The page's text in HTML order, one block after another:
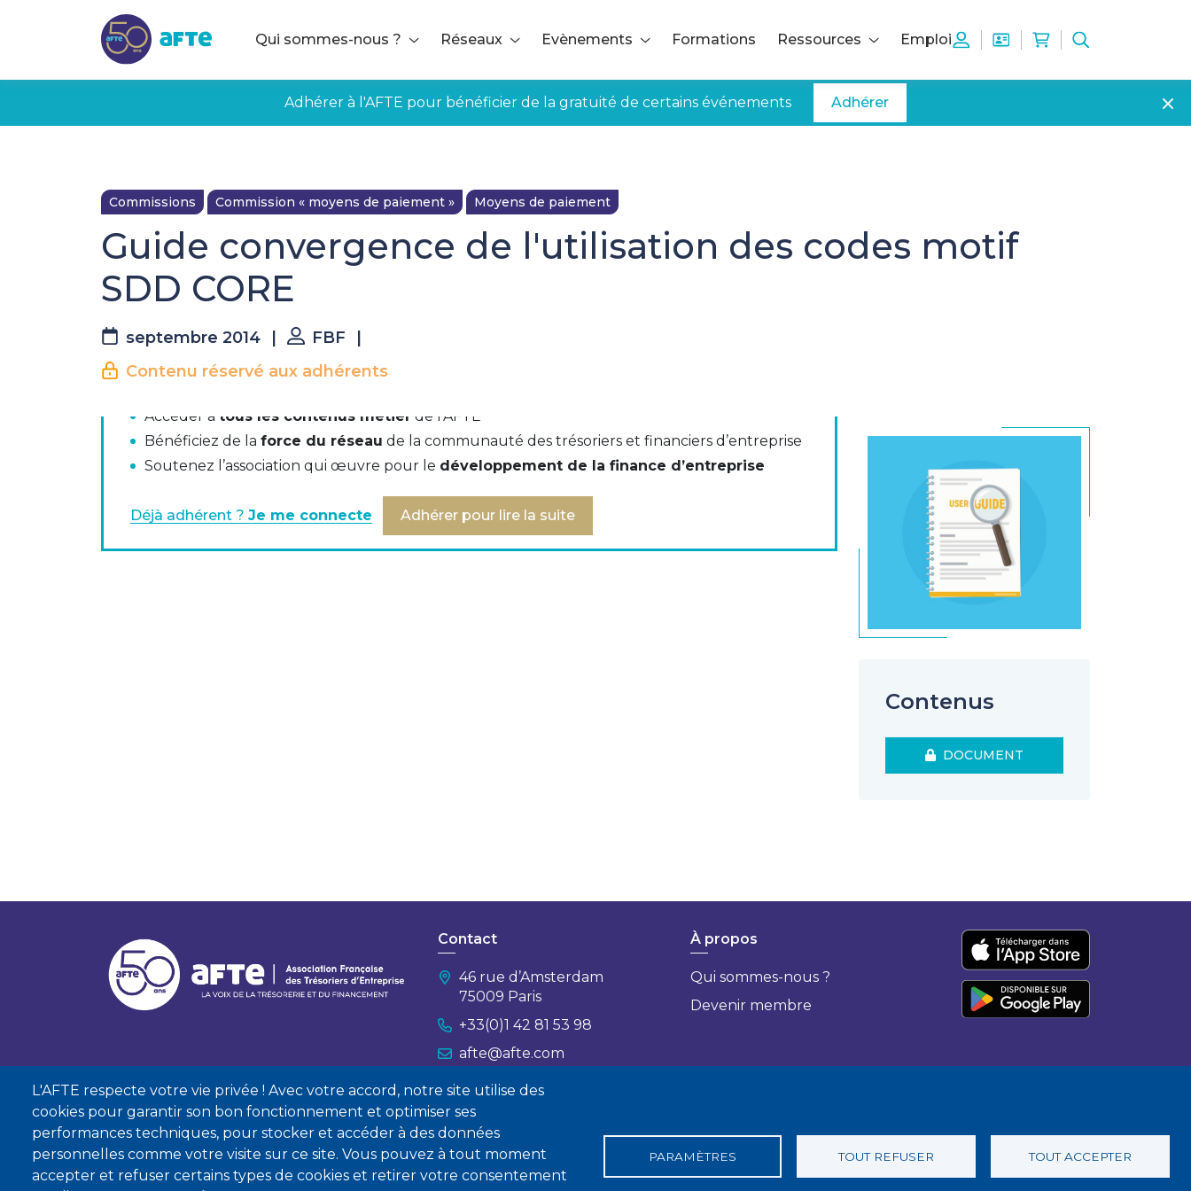
L'AFTE respecte votre vie privée ! Avec votre accord, notre site utilise des
cookies pour garantir son bon fonctionnement et optimiser ses
performances techniques, pour stocker et accéder à des données
personnelles comme votre visite sur ce site. Vous pouvez à tout moment
accepter et refuser certains types de cookies et retirer votre consentement
PARAMÈTRES TOUT REFUSER TOUT ACCEPTER
Qui sommes-nous ? Réseaux Evènements Formations Ressources Emploi
Adhérer à l'AFTE pour bénéficier de la gratuité de certains événements Adhérer
Commissions Commission « moyens de paiement » Moyens de paiement
Guide convergence de l'utilisation des codes motif
SDD CORE
septembre 2014 FBF
Contenu réservé aux adhérents
Guide de convergence de l’utilisation des codes motif ‐ SDD Core – 17 septembre 2014
Document présenté en commission SEPA du 23/9/14 > R-Transactions de prélèvements SEPA Core
La suite est réservée aux adhérents
Accéder à tous les contenus métier de l’AFTE
Bénéficiez de la force du réseau de la communauté des trésoriers et financiers d’entreprise
Soutenez l’association qui œuvre pour le développement de la finance d’entreprise
Déjà adhérent ? Je me connecte Adhérer pour lire la suite
Contenus
DOCUMENT
Contact
46 rue d’Amsterdam
75009 Paris
+33(0)1 42 81 53 98
afte@afte.com
Nous contacter
À propos
Qui sommes-nous ?
Devenir membre